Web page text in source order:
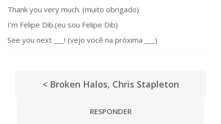
Thank you very much. (muito obrigado)
I’m Felipe Dib.(eu sou Felipe Dib)
See you next ___! (vejo você na próxima ___)
< Broken Halos, Chris Stapleton
RESPONDER